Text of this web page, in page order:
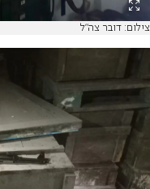
צילום: דובר צה"ל